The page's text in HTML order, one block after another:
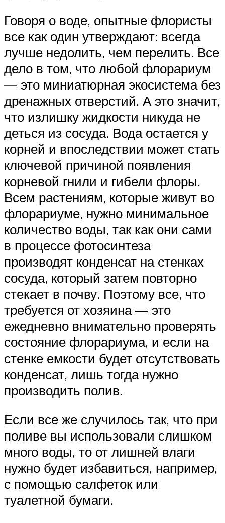
Говоря о воде, опытные флористы
все как один утверждают: всегда
лучше недолить, чем перелить. Все
дело в том, что любой флорариум
— это миниатюрная экосистема без
дренажных отверстий. А это значит,
что излишку жидкости никуда не
деться из сосуда. Вода остается у
корней и впоследствии может стать
ключевой причиной появления
корневой гнили и гибели флоры.
Всем растениям, которые живут во
флорариуме, нужно минимальное
количество воды, так как они сами
в процессе фотосинтеза
производят конденсат на стенках
сосуда, который затем повторно
стекает в почву. Поэтому все, что
требуется от хозяина — это
ежедневно внимательно проверять
состояние флорариума, и если на
стенке емкости будет отсутствовать
конденсат, лишь тогда нужно
производить полив.
Если все же случилось так, что при
поливе вы использовали слишком
много воды, то от лишней влаги
нужно будет избавиться, например,
с помощью салфеток или
туалетной бумаги.